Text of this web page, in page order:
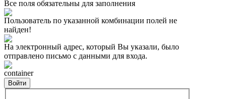
Все поля обязательны для заполнения
Пользователь по указанной комбинации полей не
найден!
На электронный адрес, который Вы указали, было
отправлено письмо с данными для входа.
container
Войти